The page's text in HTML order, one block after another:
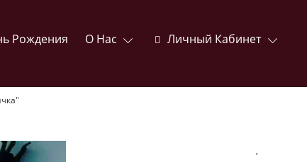
Рождения О Нас Личный Кабинет